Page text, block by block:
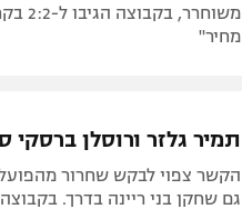
מחיר"
תמיר גלזר ורוסלן
הקשר צפוי לבקש שחרור
גם שחקן בני ריינה בדרך.